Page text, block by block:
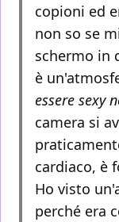
copioni ed
non so se
schermo in
è
essere sexy
camera si
cardiaco, è
Ho visto
perché era